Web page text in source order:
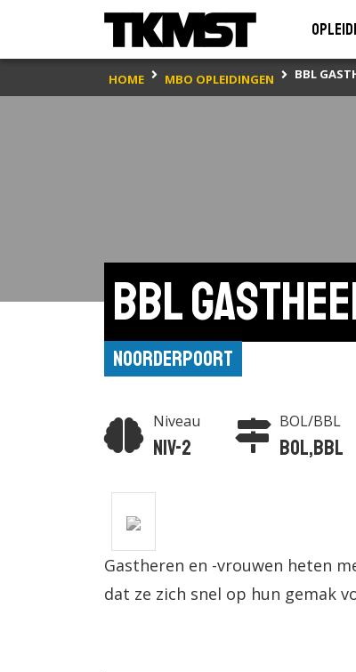
HOME MBO OPLEIDINGEN BBL
BBL
Noorderpoort
Niveau
Niv-2
BOL/BBL
BOL,BBL
Gastheren en -vrouwen heten
dat ze zich snel op hun gemak